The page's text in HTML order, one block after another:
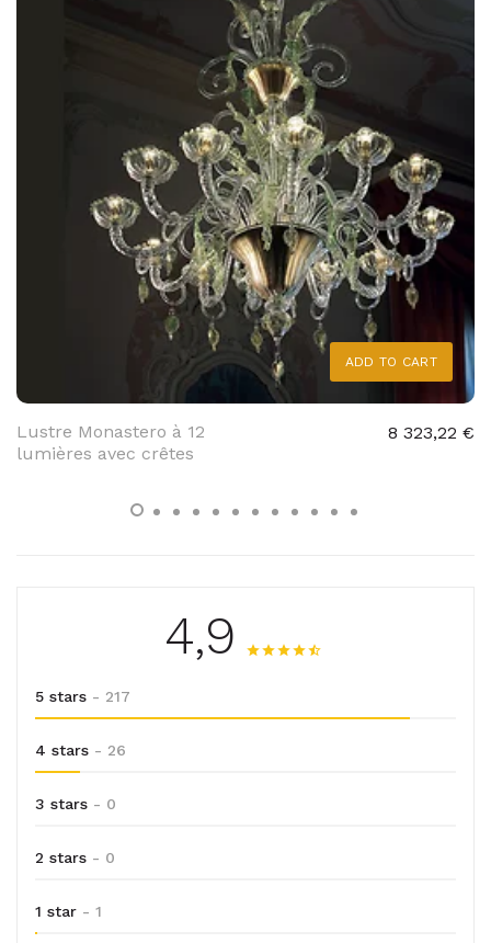
ADD TO CART
Lustre Monastero à 12
lumières avec crêtes
8 323,22 €
4,9
5 stars - 217
4 stars - 26
3 stars - 0
2 stars - 0
1 star - 1